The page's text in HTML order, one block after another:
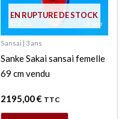
EN RUPTURE DE STOCK
Sansai | 3 ans
Sanke Sakai sansai femelle
69 cm vendu
2195,00€ TTC